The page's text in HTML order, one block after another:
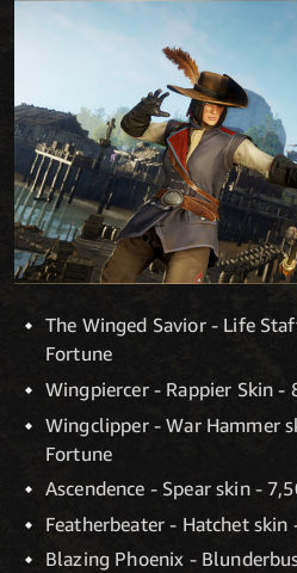
The Winged Savior - Life
Fortune
Wingpiercer - Rappier Skin -
Wingclipper - War Hammer
Fortune
Ascendence - Spear skin -
Featherbeater - Hatchet
Blazing Phoenix -